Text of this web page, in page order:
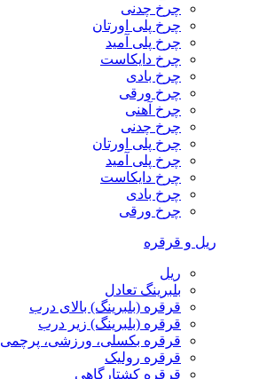
چرخ چدنی
چرخ پلی اورتان
چرخ پلی آمید
چرخ دایکاست
چرخ بادی
چرخ ورقی
چرخ آهنی
چرخ چدنی
چرخ پلی اورتان
چرخ پلی آمید
چرخ دایکاست
چرخ بادی
چرخ ورقی
ریل و قرقره
ریل
بلبرینگ تعادل
قرقره (بلبرینگ) بالای درب
قرقره (بلبرینگ) زیر درب
قرقره بکسلی، ورزشی، پرچمی
قرقره رولیک
قرقره کشتارگاهی